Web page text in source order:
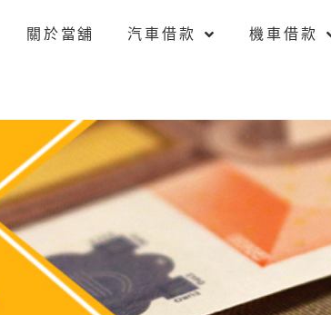
關於當舖 汽車借款 機車借款